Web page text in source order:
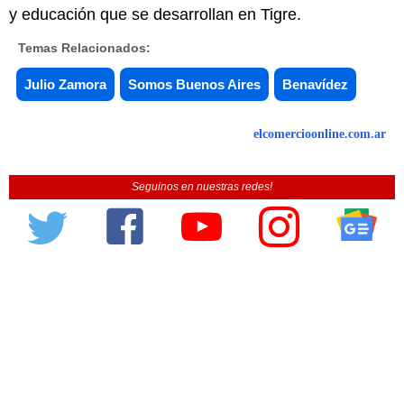
y educación que se desarrollan en Tigre.
Temas Relacionados:
Julio Zamora Somos Buenos Aires Benavídez
elcomercioonline.com.ar
Seguinos en nuestras redes!